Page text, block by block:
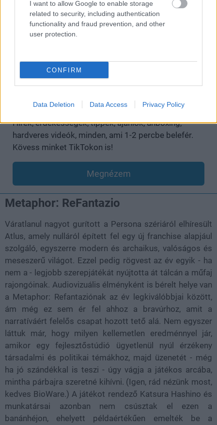
I want to allow Google to enable storage
related to security, including authentication
functionality and fraud prevention, and other
user protection.
CONFIRM
Data Deletion Data Access Privacy Policy
A GS már a TikTokon is vár
Hírek, érdekességek, tippek, ajánlók, unboxing,
hardveres videók, minden, ami 1-2 percbe belefér.
Kövess minket TikTokon is!
Megnézem
Metaphor: ReFantazio
Váratlanul nagyot gurított a Persona szériáról elhíresült
Atlus, amely nulláról épített fel egy új franchise alapjául
szolgáló, egyszerre modern és archaikus, valóságos és
meseszerű világot. Ezzel pedig rögvest az év egyik - ha
nem a - legjobb szerepjátékát nyújtotta át tálcán a műfaj
rajongóinak. Audiovizuális élményként is bérelt helye van
a Metaphor: Refantaziónak az év legkiválóbbjai között,
ám még ez sem ér fel ahhoz a bravúrhoz, amit a
narratíváért felelős csapat hozott tető alá. Nem egyszer
láttuk már, hogy milyen kellemetlen eredménnyel jár,
amikor egy fejlesztőstúdió ügyetlenül nyúl érzékeny
társadalmi és politikai témákhoz, majd üzenetét - még
ha jó szándékkal is teszi - úgy vágja a játékos arcába,
mintha párbajra szeretné kihívni. (Igen, rád nézünk most,
kedves BioWare.) A játékot rendező Katsura Hashino és
munkatársai azonban nem csúsztak el ezen a
banánhéjon, ehelyett példaértékűen emelték be a